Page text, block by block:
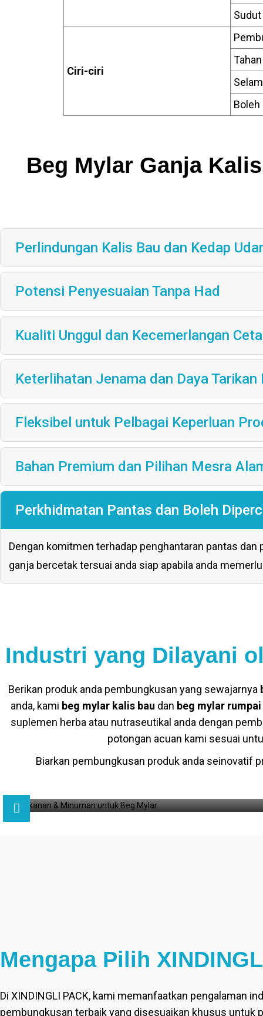
Ciri-ciri
Beg Mylar Ganja
Perlindungan Kalis Bau dan Kedap
Potensi Penyesuaian Tanpa Had
Kualiti Unggul dan Kecemerlangan
Keterlihatan Jenama dan Daya Tarikan
Fleksibel untuk Pelbagai Keperluan
Bahan Premium dan Pilihan Mesra
Perkhidmatan Pantas dan Boleh
Dengan komitmen terhadap penghantaran pantas
ganja bercetak tersuai anda siap apabila anda
Industri yang Dilayani
Berikan produk anda pembungkusan yang sewajarnya
anda, kami beg mylar kalis bau dan beg mylar rumpai
suplemen herba atau nutraseutikal anda dengan
potongan acuan kami sesuai
Biarkan pembungkusan produk anda seinovatif
Mengapa Pilih
Di XINDINGLI PACK, kami memanfaatkan pengalaman
pembungkusan terbaik yang disesuaikan khusus untuk